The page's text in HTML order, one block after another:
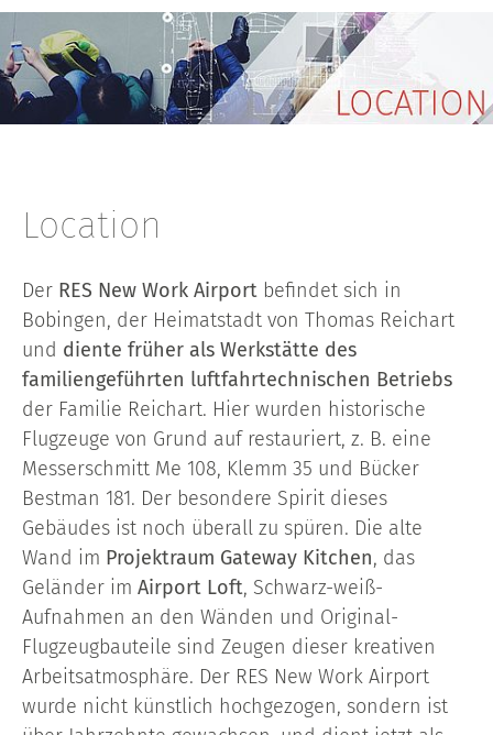
Location
Der RES New Work Airport befindet sich in
Bobingen, der Heimatstadt von Thomas Reichart
und diente früher als Werkstätte des
familiengeführten luftfahrtechnischen Betriebs
der Familie Reichart. Hier wurden historische
Flugzeuge von Grund auf restauriert, z. B. eine
Messerschmitt Me 108, Klemm 35 und Bücker
Bestman 181. Der besondere Spirit dieses
Gebäudes ist noch überall zu spüren. Die alte
Wand im Projektraum Gateway Kitchen, das
Geländer im Airport Loft, Schwarz-weiß-
Aufnahmen an den Wänden und Original-
Flugzeugbauteile sind Zeugen dieser kreativen
Arbeitsatmosphäre. Der RES New Work Airport
wurde nicht künstlich hochgezogen, sondern ist